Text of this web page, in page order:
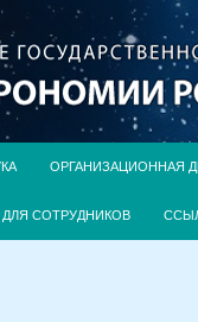
ОРГАНИЗАЦИОННАЯ
ДЛЯ СОТРУДНИКОВ